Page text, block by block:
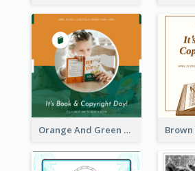
Orange And Green Photo Book And Copyright Day Instagram Post